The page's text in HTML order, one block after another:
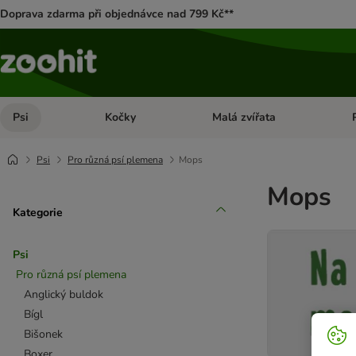
Doprava zdarma při objednávce nad 799 Kč**
Psi Otevřít menu: Psi
Kočky Otevřít menu: Kočky
Malá zvířata
Psi Pro různá psí plemena Mops
Kategorie
Psi
Pro různá psí plemena
Anglický buldok
Bígl
Bišonek
Mops